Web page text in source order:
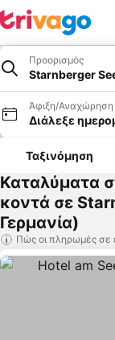
Προορισμός
Starnberger
Άφιξη/Αναχώρηση
Διάλεξε
Ταξινόμηση
Καταλύματα
κοντά σε
Γερμανία)
Πώς οι πληρωμές σε